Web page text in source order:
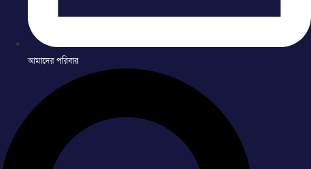
আমাদের পরিবার